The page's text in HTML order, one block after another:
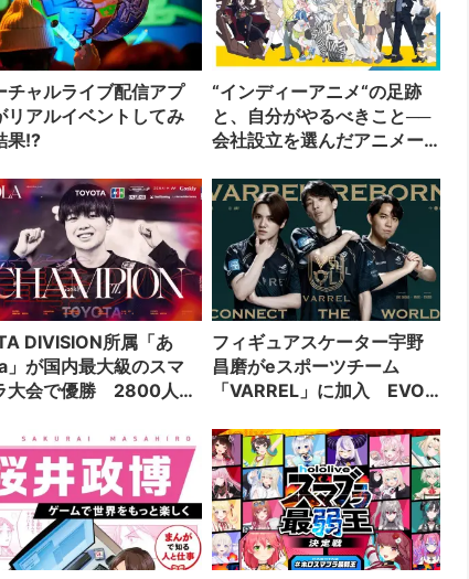
チャルライブ配信アプ
リアルイベントしてみ
果!?
“インディーアニメ“の足跡
と、自分がやるべきこと──
会社設立を選んだアニメー
DIVISION所属「あ
」が国内最大級のスマ
大会で優勝 2800人の
フィギュアスケーター宇野
昌磨がeスポーツチーム
「VARREL」に加入 EVO